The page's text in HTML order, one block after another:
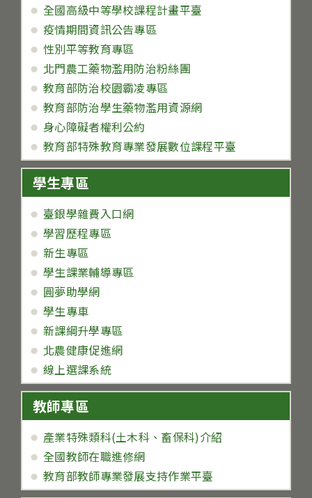
全國高級中等學校課程計畫平臺
疫情期間資訊公告專區
性別平等教育專區
北門農工藥物濫用防治粉絲團
教育部防治校園霸凌專區
教育部防治學生藥物濫用資源網
身心障礙者權利公約
教育部特殊教育專業發展數位課程平臺
學生專區
臺銀學雜費入口網
學習歷程專區
新生專區
學生課業輔導專區
圓夢助學網
學生專車
新課綱升學專區
北農健康促進網
線上選課系統
教師專區
產業特殊類科(土木科、畜保科)介紹
全國教師在職進修網
教育部教師專業發展支持作業平臺